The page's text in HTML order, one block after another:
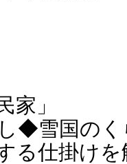
家」
◆雪国の
る仕掛け